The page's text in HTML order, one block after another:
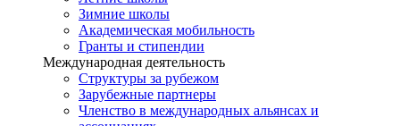
Зимние школы
Академическая мобильность
Гранты и стипендии
Международная деятельность
Структуры за рубежом
Зарубежные партнеры
Членство в международных альянсах и